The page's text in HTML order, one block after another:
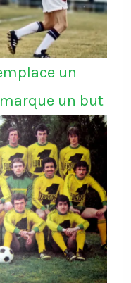
un
un but